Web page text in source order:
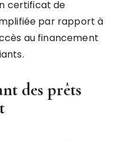
certificat de
par rapport à
au financement
des prêts